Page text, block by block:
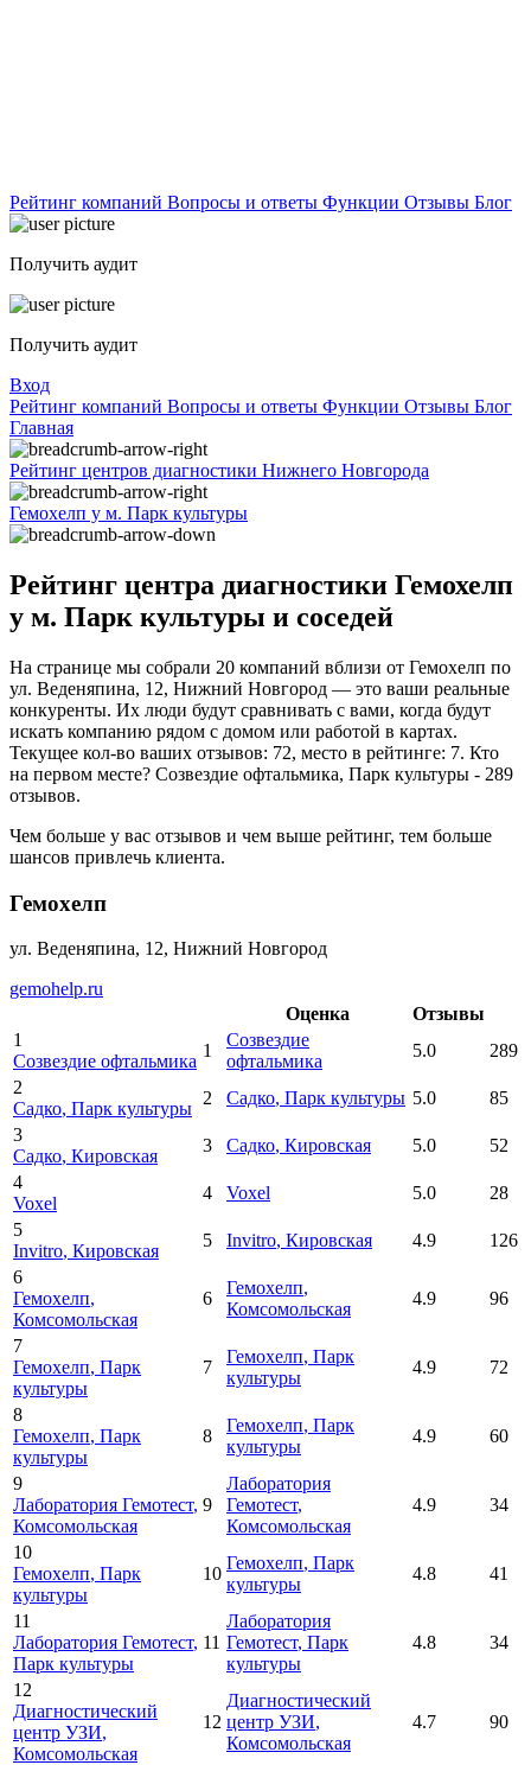
Рейтинг компаний Вопросы и ответы Функции Отзывы Блог
Получить аудит
Получить аудит
Вход
Рейтинг компаний Вопросы и ответы Функции Отзывы Блог
Главная
Рейтинг центров диагностики Нижнего Новгорода
Гемохелп у м. Парк культуры
Рейтинг центра диагностики Гемохелп
у м. Парк культуры и соседей
На странице мы собрали 20 компаний вблизи от Гемохелп по
ул. Веденяпина, 12, Нижний Новгород — это ваши реальные
конкуренты. Их люди будут сравнивать с вами, когда будут
искать компанию рядом с домом или работой в картах.
Текущее кол-во ваших отзывов: 72, место в рейтинге: 7. Кто
на первом месте? Созвездие офтальмика, Парк культуры - 289
отзывов.
Чем больше у вас отзывов и чем выше рейтинг, тем больше
шансов привлечь клиента.
Гемохелп
ул. Веденяпина, 12, Нижний Новгород
gemohelp.ru
Оценка
Отзывы
1
Созвездие офтальмика
1
Созвездие
офтальмика
5.0
289
2
Садко, Парк культуры
2 Садко, Парк культуры 5.0
85
3
Садко, Кировская
3 Садко, Кировская 5.0
52
4
Voxel
4 Voxel 5.0
28
5
Invitro, Кировская
5 Invitro, Кировская 4.9
126
6
Гемохелп,
Комсомольская
6
Гемохелп,
Комсомольская
4.9 96
7
Гемохелп, Парк
культуры
7
Гемохелп, Парк
культуры
4.9 72
8
Гемохелп, Парк
культуры
8
Гемохелп, Парк
культуры
4.9 60
9
Лаборатория Гемотест,
Комсомольская
9
Лаборатория
Гемотест,
Комсомольская
4.9 34
10
Гемохелп, Парк
культуры
10
Гемохелп, Парк
культуры
4.8 41
11
Лаборатория Гемотест,
Парк культуры
11
Лаборатория
Гемотест, Парк
культуры
4.8 34
12
Диагностический
центр УЗИ,
Комсомольская
12
Диагностический
центр УЗИ,
Комсомольская
4.7 90